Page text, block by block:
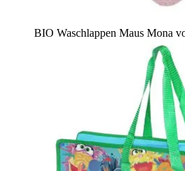
BIO Waschlappen Maus Mona